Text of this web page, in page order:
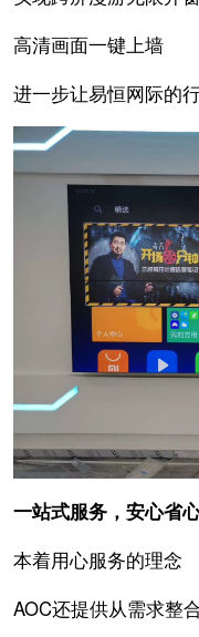
高清画面一键上墙
进一步让易恒网际的
一站式服务，安心省
本着用心服务的理念
AOC还提供从需求整